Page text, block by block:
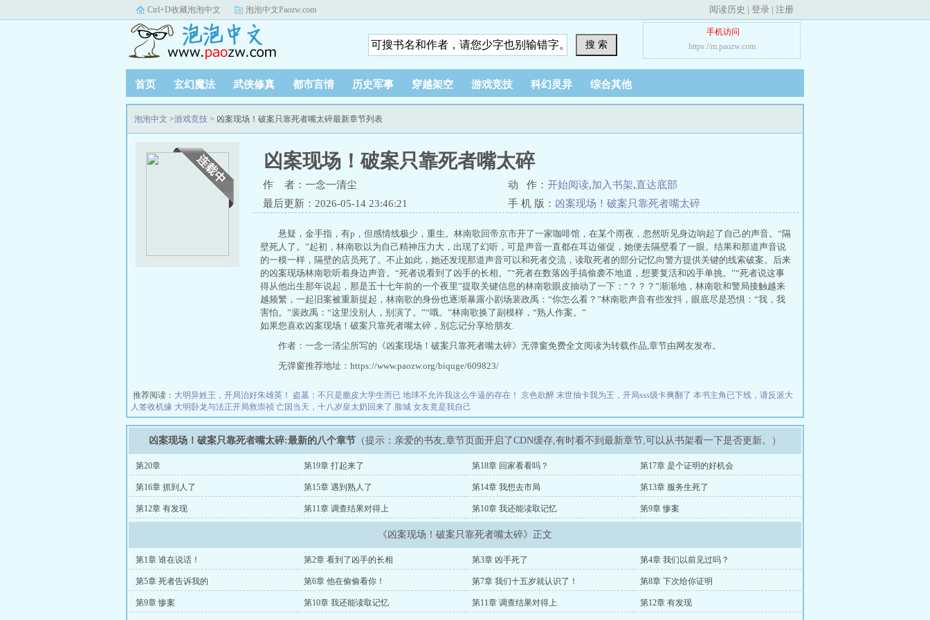
Ctrl+D收藏泡泡中文 泡泡中文Paozw.com 阅读历史 | 登录 | 注册
搜 索
手机访问
https://m.paozw.com
首页 玄幻魔法 武侠修真 都市言情 历史军事 穿越架空 游戏竞技 科幻灵异 综合其他
泡泡中文 >游戏竞技 > 凶案现场！破案只靠死者嘴太碎最新章节列表
凶案现场！破案只靠死者嘴太碎
作 者：一念一清尘 动 作： 开始阅读,加入书架,直达底部
最后更新：2026-05-14 23:46:21
手 机 版： 凶案现场！破案只靠死者嘴太碎
悬疑，金手指，有p，但感情线极少，重生。林南歌回帝京市开了一家咖啡馆，在某个雨夜，忽然听见身边响起了自己的声音。“隔
壁死人了。”起初，林南歌以为自己精神压力大，出现了幻听，可是声音一直都在耳边催促，她便去隔壁看了一眼。结果和那道声音说
的一模一样，隔壁的店员死了。不止如此，她还发现那道声音可以和死者交流，读取死者的部分记忆向警方提供关键的线索破案。后来
的凶案现场林南歌听着身边声音。“死者说看到了凶手的长相。”“死者在数落凶手搞偷袭不地道，想要复活和凶手单挑。”“死者说这事
得从他出生那年说起，那是五十七年前的一个夜里”提取关键信息的林南歌眼皮抽动了一下：“？？？”渐渐地，林南歌和警局接触越来
越频繁，一起旧案被重新提起，林南歌的身份也逐渐暴露小剧场裴政禹：“你怎么看？”林南歌声音有些发抖，眼底尽是恐惧：“我，我
害怕。”裴政禹：“这里没别人，别演了。”“哦。”林南歌换了副模样，“熟人作案。”
如果您喜欢凶案现场！破案只靠死者嘴太碎，别忘记分享给朋友.
作者：一念一清尘所写的《凶案现场！破案只靠死者嘴太碎》无弹窗免费全文阅读为转载作品,章节由网友发布。
无弹窗推荐地址：https://www.paozw.org/biquge/609823/
推荐阅读： 大明异姓王，开局治好朱雄英！ 盗墓：不只是脆皮大学生而已 地球不允许我这么牛逼的存在！ 京色欲醉 末世抽卡我为王，开局sss级卡爽翻了 本书主角已下线，请反派大
人签收机缘 大明卧龙与法正开局救崇祯 亡国当天，十八岁皇太奶回来了 脸城 女友竟是我自己
凶案现场！破案只靠死者嘴太碎:最新的八个章节 （提示：亲爱的书友,章节页面开启了CDN缓存,有时看不到最新章节,可以从书架看一下是否更新。）
第20章 第19章 打起来了 第18章 回家看看吗？ 第17章 是个证明的好机会
第16章 抓到人了 第15章 遇到熟人了 第14章 我想去市局 第13章 服务生死了
第12章 有发现 第11章 调查结果对得上 第10章 我还能读取记忆 第9章 惨案
《凶案现场！破案只靠死者嘴太碎》正文
第1章 谁在说话！ 第2章 看到了凶手的长相 第3章 凶手死了 第4章 我们以前见过吗？
第5章 死者告诉我的 第6章 他在偷偷看你！ 第7章 我们十五岁就认识了！ 第8章 下次给你证明
第9章 惨案 第10章 我还能读取记忆 第11章 调查结果对得上 第12章 有发现